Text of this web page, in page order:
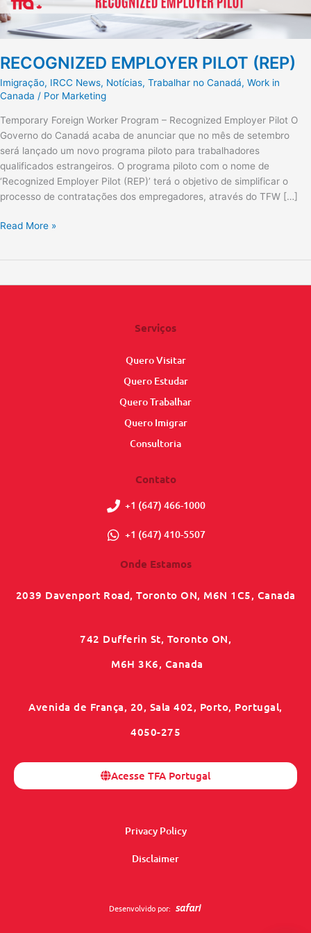
RECOGNIZED EMPLOYER PILOT (REP)
Imigração, IRCC News, Notícias, Trabalhar no Canadá, Work in
Canada / Por Marketing
Temporary Foreign Worker Program – Recognized Employer Pilot O
Governo do Canadá acaba de anunciar que no mês de setembro
será lançado um novo programa piloto para trabalhadores
qualificados estrangeiros. O programa piloto com o nome de
‘Recognized Employer Pilot (REP)’ terá o objetivo de simplificar o
processo de contratações dos empregadores, através do TFW […]
Read More »
Serviços
Quero Visitar
Quero Estudar
Quero Trabalhar
Quero Imigrar
Consultoria
Contato
+1 (647) 466-1000
+1 (647) 410-5507
Onde Estamos
2039 Davenport Road, Toronto ON, M6N 1C5, Canada
742 Dufferin St, Toronto ON,
M6H 3K6, Canada
Avenida de França, 20, Sala 402, Porto, Portugal,
4050-275
Acesse TFA Portugal
Privacy Policy
Disclaimer
Desenvolvido por: